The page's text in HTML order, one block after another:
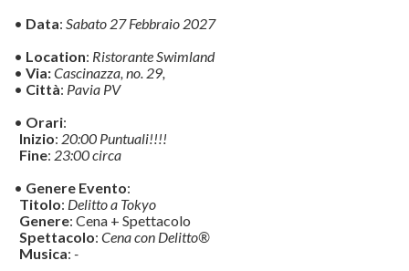
• Data: Sabato 27 Febbraio 2027
• Location: Ristorante Swimland
• Via:Cascinazza, no. 29,
• Città: Pavia PV
• Orari:
Inizio: 20:00 Puntuali!!!!
Fine: 23:00 circa
• Genere Evento:
Titolo: Delitto a Tokyo
Genere: Cena + Spettacolo
Spettacolo: Cena con Delitto®
Musica: -